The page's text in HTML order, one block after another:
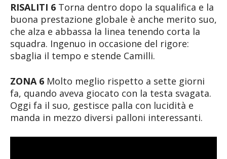
RISALITI 6 Torna dentro dopo la squalifica e la
buona prestazione globale è anche merito suo,
che alza e abbassa la linea tenendo corta la
squadra. Ingenuo in occasione del rigore:
sbaglia il tempo e stende Camilli.
ZONA 6 Molto meglio rispetto a sette giorni
fa, quando aveva giocato con la testa svagata.
Oggi fa il suo, gestisce palla con lucidità e
manda in mezzo diversi palloni interessanti.